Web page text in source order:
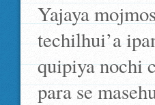
Yajaya
techilhui’a
quipiya nochi
para se